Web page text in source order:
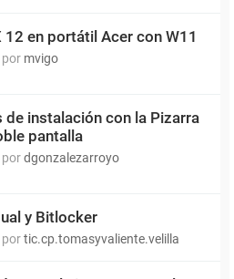
12 en portátil Acer con W11
por mvigo
de instalación con la Pizarra
pantalla
pordgonzalezarroyo
y Bitlocker
portic.cp.tomasyvaliente.velilla